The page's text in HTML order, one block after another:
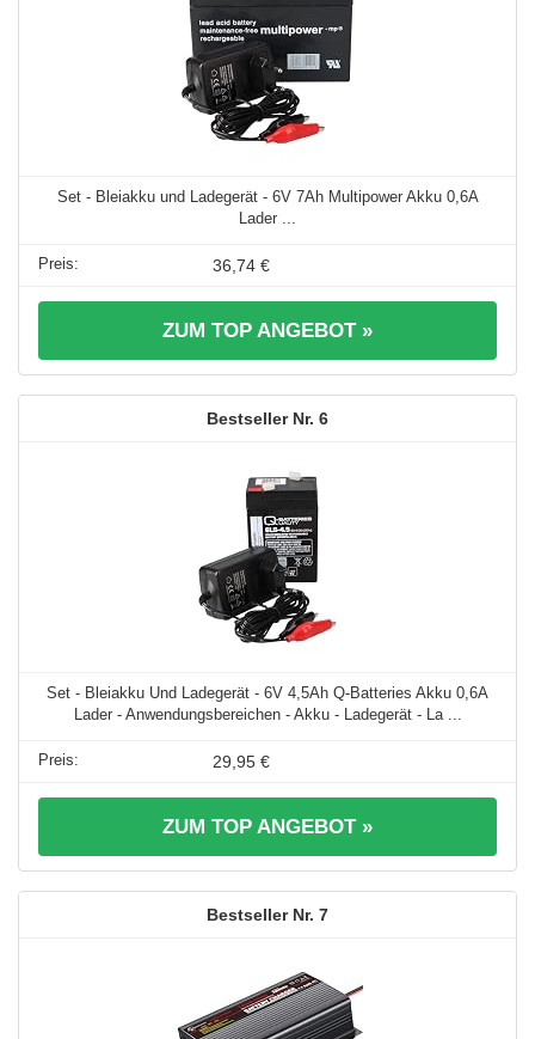
Set - Bleiakku und Ladegerät - 6V 7Ah Multipower Akku 0,6A
Lader ...
36,74 €
ZUM TOP ANGEBOT »
6
Set - Bleiakku Und Ladegerät - 6V 4,5Ah Q-Batteries Akku 0,6A
Lader - Anwendungsbereichen - Akku - Ladegerät - La ...
29,95 €
ZUM TOP ANGEBOT »
7